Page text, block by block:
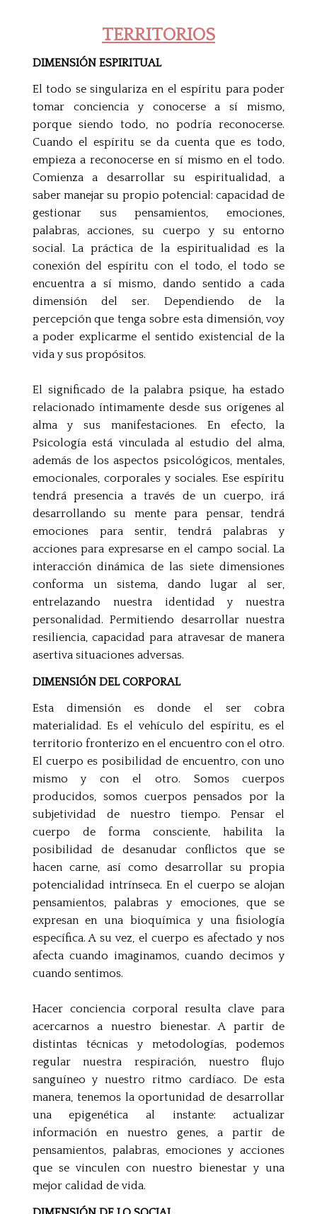
TERRITORIOS
DIMENSIÓN ESPIRITUAL
El todo se singulariza en el espíritu para poder
tomar conciencia y conocerse a sí mismo,
porque siendo todo, no podría reconocerse.
Cuando el espíritu se da cuenta que es todo,
empieza a reconocerse en sí mismo en el todo.
Comienza a desarrollar su espiritualidad, a
saber manejar su propio potencial: capacidad de
gestionar sus pensamientos, emociones,
palabras, acciones, su cuerpo y su entorno
social. La práctica de la espiritualidad es la
conexión del espíritu con el todo, el todo se
encuentra a sí mismo, dando sentido a cada
dimensión del ser. Dependiendo de la
percepción que tenga sobre esta dimensión, voy
a poder explicarme el sentido existencial de la
vida y sus propósitos.
El significado de la palabra psique, ha estado
relacionado íntimamente desde sus orígenes al
alma y sus manifestaciones. En efecto, la
Psicología está vinculada al estudio del alma,
además de los aspectos psicológicos, mentales,
emocionales, corporales y sociales. Ese espíritu
tendrá presencia a través de un cuerpo, irá
desarrollando su mente para pensar, tendrá
emociones para sentir, tendrá palabras y
acciones para expresarse en el campo social. La
interacción dinámica de las siete dimensiones
conforma un sistema, dando lugar al ser,
entrelazando nuestra identidad y nuestra
personalidad. Permitiendo desarrollar nuestra
resiliencia, capacidad para atravesar de manera
asertiva situaciones adversas.
DIMENSIÓN DEL CORPORAL
Esta dimensión es donde el ser cobra
materialidad. Es el vehículo del espíritu, es el
territorio fronterizo en el encuentro con el otro.
El cuerpo es posibilidad de encuentro, con uno
mismo y con el otro. Somos cuerpos
producidos, somos cuerpos pensados por la
subjetividad de nuestro tiempo. Pensar el
cuerpo de forma consciente, habilita la
posibilidad de desanudar conflictos que se
hacen carne, así como desarrollar su propia
potencialidad intrínseca. En el cuerpo se alojan
pensamientos, palabras y emociones, que se
expresan en una bioquímica y una fisiología
específica. A su vez, el cuerpo es afectado y nos
afecta cuando imaginamos, cuando decimos y
cuando sentimos.
Hacer conciencia corporal resulta clave para
acercarnos a nuestro bienestar. A partir de
distintas técnicas y metodologías, podemos
regular nuestra respiración, nuestro flujo
sanguíneo y nuestro ritmo cardíaco. De esta
manera, tenemos la oportunidad de desarrollar
una epigenética al instante: actualizar
información en nuestro genes, a partir de
pensamientos, palabras, emociones y acciones
que se vinculen con nuestro bienestar y una
mejor calidad de vida.